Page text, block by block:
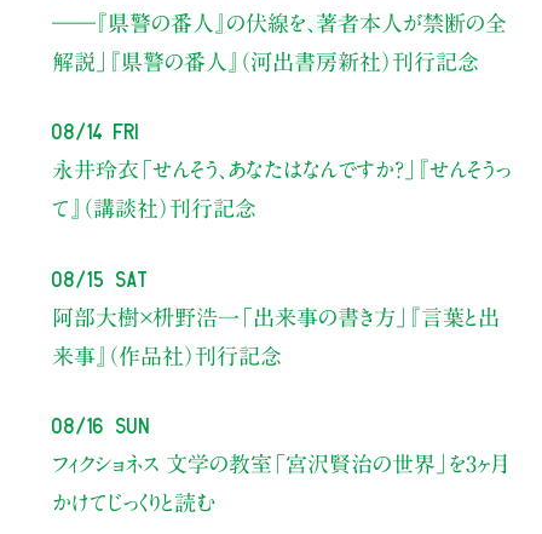
――『県警の番人』の伏線を、著者本人が禁断の全
解説」
『県警の番人』（河出書房新社）刊行記念
08/14 Fri
永井玲衣 「せんそう、あなたはなんですか？」
『せんそうっ
て』（講談社）刊行記念
08/15 Sat
阿部大樹×枡野浩一 「出来事の書き方」
『言葉と出
来事』（作品社）刊行記念
08/16 Sun
フィクショネス 文学の教室 「宮沢賢治の世界」を3ヶ月
かけてじっくりと読む